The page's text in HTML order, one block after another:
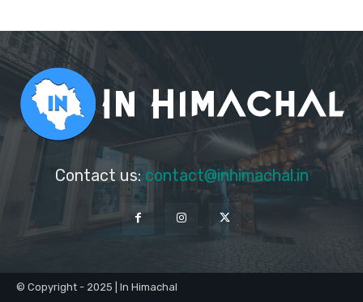
Contact us:contact@inhimachal.in
© Copyright - 2025 | In Himachal